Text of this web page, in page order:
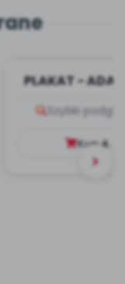
PLAKAT -
Szybki
Kup